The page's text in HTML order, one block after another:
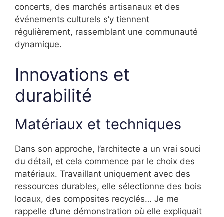
concerts, des marchés artisanaux et des
événements culturels s’y tiennent
régulièrement, rassemblant une communauté
dynamique.
Innovations et
durabilité
Matériaux et techniques
Dans son approche, l’architecte a un vrai souci
du détail, et cela commence par le choix des
matériaux. Travaillant uniquement avec des
ressources durables, elle sélectionne des bois
locaux, des composites recyclés… Je me
rappelle d’une démonstration où elle expliquait